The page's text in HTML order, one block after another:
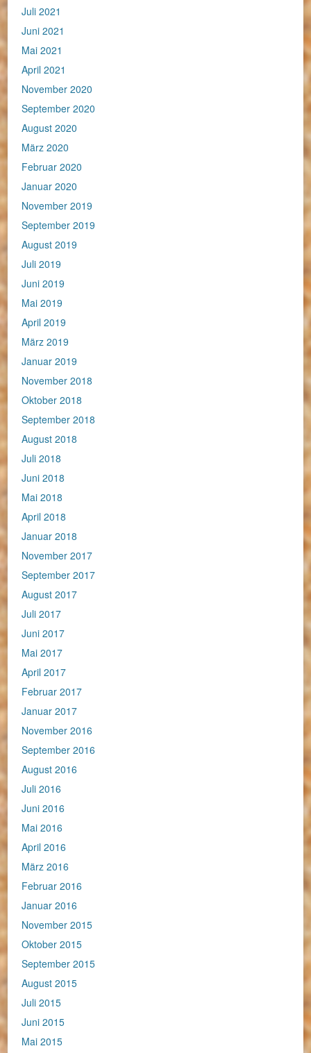
Juli 2021
Juni 2021
Mai 2021
April 2021
November 2020
September 2020
August 2020
März 2020
Februar 2020
Januar 2020
November 2019
September 2019
August 2019
Juli 2019
Juni 2019
Mai 2019
April 2019
März 2019
Januar 2019
November 2018
Oktober 2018
September 2018
August 2018
Juli 2018
Juni 2018
Mai 2018
April 2018
Januar 2018
November 2017
September 2017
August 2017
Juli 2017
Juni 2017
Mai 2017
April 2017
Februar 2017
Januar 2017
November 2016
September 2016
August 2016
Juli 2016
Juni 2016
Mai 2016
April 2016
März 2016
Februar 2016
Januar 2016
November 2015
Oktober 2015
September 2015
August 2015
Juli 2015
Juni 2015
Mai 2015